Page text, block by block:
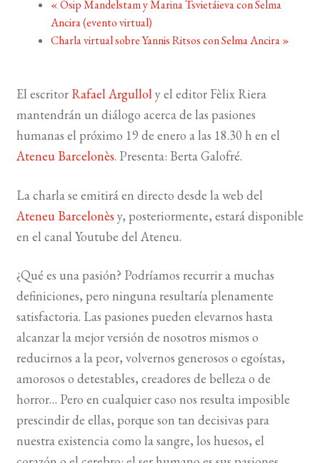
LISTA DE LIBROS
«Ósip Mandelstam y Marina Tsvietáieva con Selma
Ancira (evento virtual)
Charla virtual sobre Yannis Ritsos con Selma Ancira»
El escritor Rafael Argulloly el editor Fèlix Riera
mantendrán un diálogo acerca de las pasiones
humanas el próximo 19 de enero a las 18.30 h en el
Ateneu Barcelonès. Presenta: Berta Galofré.
La charla se emitirá en directo desde la web del
Ateneu Barcelonès y, posteriormente, estará disponible
en el canal Youtube del Ateneu.
¿Qué es una pasión? Podríamos recurrir a muchas
definiciones, pero ninguna resultaría plenamente
satisfactoria. Las pasiones pueden elevarnos hasta
alcanzar la mejor versión de nosotros mismos o
reducirnos a la peor, volvernos generosos o egoístas,
amorosos o detestables, creadores de belleza o de
horror… Pero en cualquier caso nos resulta imposible
prescindir de ellas, porque son tan decisivas para
nuestra existencia como la sangre, los huesos, el